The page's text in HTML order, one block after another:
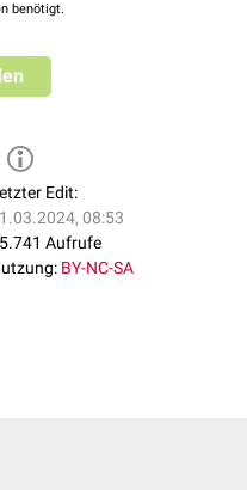
benötigt.
Edit:
08:53
Aufrufe
BY-NC-SA